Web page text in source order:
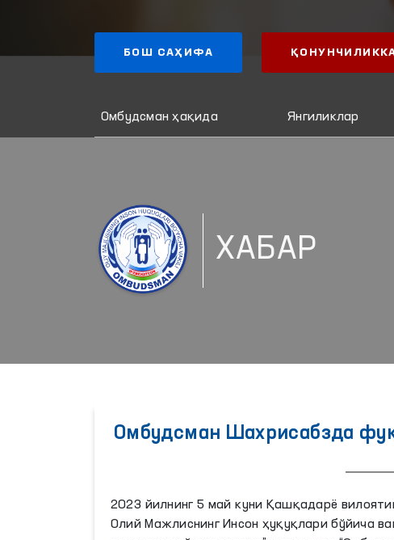
БОШ САҲИФА
Омбудсман ҳақида Янгиликлар
ХАБАР
Омбудсман Шахрисабзда
2023 йилнинг 5 май куни Қашқадарё
Олий Мажлиснинг Инсон ҳуқуқлари бўйича